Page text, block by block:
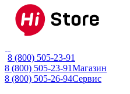
8 (800) 505-23-91
8 (800) 505-23-91Магазин
8 (800) 505-26-94Сервис